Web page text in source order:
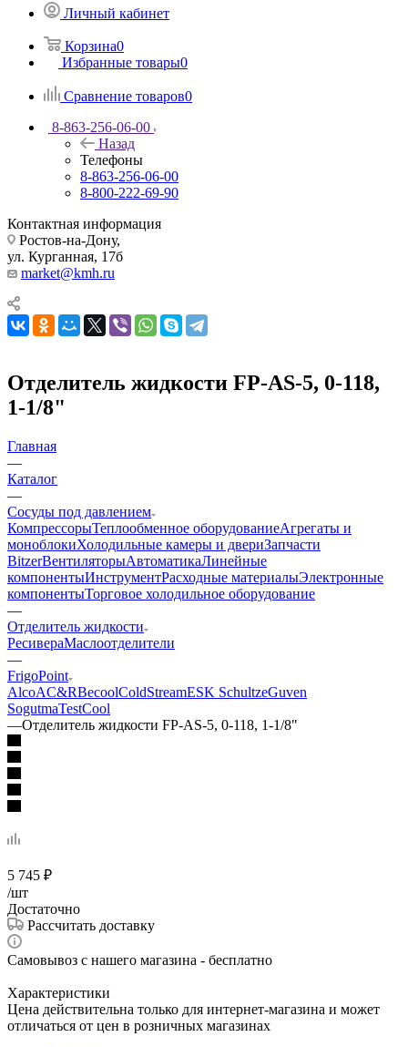
Личный кабинет
Корзина0
Избранные товары0
Сравнение товаров0
8-863-256-06-00
Назад
Телефоны
8-863-256-06-00
8-800-222-69-90
Контактная информация
Ростов-на-Дону,
ул. Курганная, 17б
market@kmh.ru
Отделитель жидкости FP-AS-5, 0-118,
1-1/8"
Главная
—
Каталог
—
Сосуды под давлением
КомпрессорыТеплообменное оборудованиеАгрегаты и
моноблокиХолодильные камеры и двериЗапчасти
BitzerВентиляторыАвтоматикаЛинейные
компонентыИнструментРасходные материалыЭлектронные
компонентыТорговое холодильное оборудование
—
Отделитель жидкости
РесивераМаслоотделители
—
FrigoPoint
AlcoAС&RBecoolColdStreamESK SchultzeGuven
SogutmaTestCool
—Отделитель жидкости FP-AS-5, 0-118, 1-1/8"
5 745 ₽
/шт
Достаточно
Рассчитать доставку
Самовывоз с нашего магазина - бесплатно
Характеристики
Цена действительна только для интернет-магазина и может
отличаться от цен в розничных магазинах